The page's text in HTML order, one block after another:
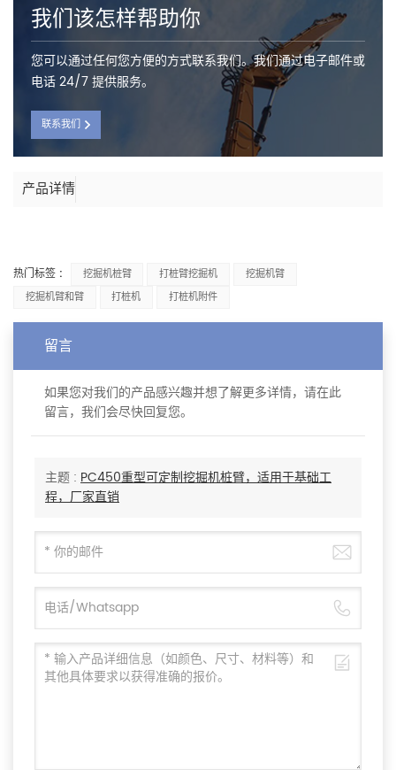
我们该怎样帮助你
您可以通过任何您方便的方式联系我们。我们通过电子邮件或
电话 24/7 提供服务。
联系我们
产品详情
热门标签 : 挖掘机桩臂 打桩臂挖掘机
挖掘机臂
挖掘机臂和臂
打桩机 打桩机附件
留言
如果您对我们的产品感兴趣并想了解更多详情，请在此
留言，我们会尽快回复您。
主题 : PC450重型可定制挖掘机桩臂，适用于基础工
程，厂家直销